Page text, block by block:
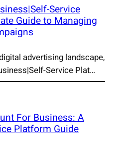
Service
Guide to Managing
advertising landscape,
Service Plat…
For Business: A
Platform Guide